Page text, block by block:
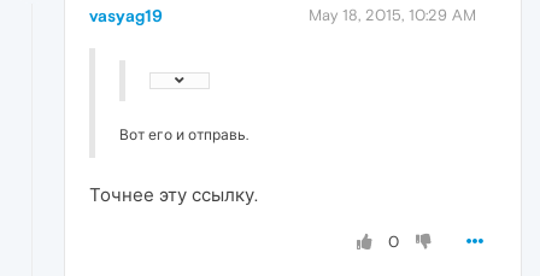
vasyag19 May 18, 2015, 10:29 AM
Вот его и отправь.
Точнее эту ссылку.
0